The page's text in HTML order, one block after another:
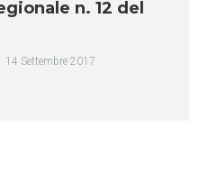
n. 12 del
14 Settembre 2017